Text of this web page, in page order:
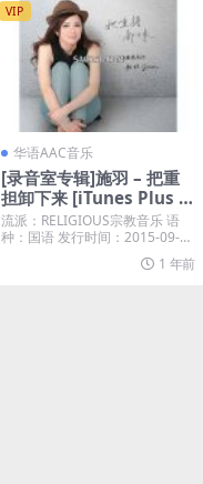
VIP
华语AAC音乐
[录音室专辑]施羽 – 把重
担卸下来 [iTunes Plus M
4A]
流派：RELIGIOUS宗教音乐 语
种：国语 发行时间：2015-09-26
1 年前